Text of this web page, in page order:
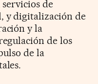
de
y digitalización de
y la
de los
de la